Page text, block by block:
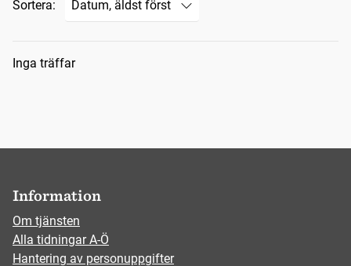
Sortera:
Sökresultat
Inga träffar
Information
Om tjänsten
Alla tidningar A-Ö
Hantering av personuppgifter